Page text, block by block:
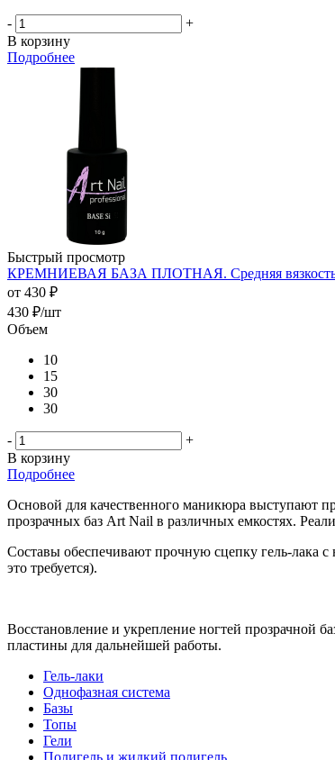
-
+
В корзину
Подробнее
Быстрый просмотр
КРЕМНИЕВАЯ БАЗА ПЛОТНАЯ. Средняя
от 430 ₽
430 ₽/шт
Объем
10
15
30
30
-
+
В корзину
Подробнее
Основой для качественного маникюра выступают
прозрачных баз Art Nail в различных емкостях.
Составы обеспечивают прочную сцепку гель-лака
это требуется).
Восстановление и укрепление ногтей прозрачной
пластины для дальнейшей работы.
Гель-лаки
Однофазная система
Базы
Топы
Гели
Полигель и жидкий полигель